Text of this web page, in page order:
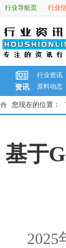
行业导航页 行业
资讯
行业资讯
原料动态
您现在的位置：
基于